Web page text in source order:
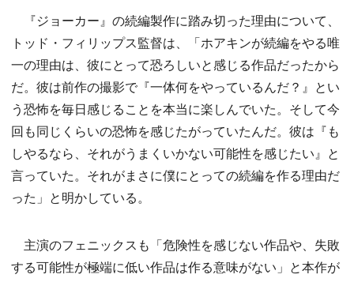
『ジョーカー』の続編製作に踏み切った理由について、
トッド・フィリップス監督は、「ホアキンが続編をやる唯
一の理由は、彼にとって恐ろしいと感じる作品だったから
だ。彼は前作の撮影で『一体何をやっているんだ？』とい
う恐怖を毎日感じることを本当に楽しんでいた。そして今
回も同じくらいの恐怖を感じたがっていたんだ。彼は『も
しやるなら、それがうまくいかない可能性を感じたい』と
言っていた。それがまさに僕にとっての続編を作る理由だ
った」と明かしている。
主演のフェニックスも「危険性を感じない作品や、失敗
する可能性が極端に低い作品は作る意味がない」と本作が